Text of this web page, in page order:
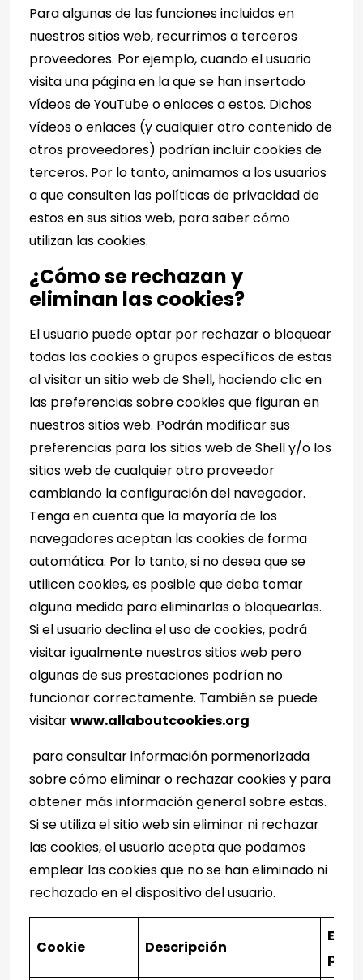
Para algunas de las funciones incluidas en
nuestros sitios web, recurrimos a terceros
proveedores. Por ejemplo, cuando el usuario
visita una página en la que se han insertado
vídeos de YouTube o enlaces a estos. Dichos
vídeos o enlaces (y cualquier otro contenido de
otros proveedores) podrían incluir cookies de
terceros. Por lo tanto, animamos a los usuarios
a que consulten las políticas de privacidad de
estos en sus sitios web, para saber cómo
utilizan las cookies.
¿Cómo se rechazan y
eliminan las cookies?
El usuario puede optar por rechazar o bloquear
todas las cookies o grupos específicos de estas
al visitar un sitio web de Shell, haciendo clic en
las preferencias sobre cookies que figuran en
nuestros sitios web. Podrán modificar sus
preferencias para los sitios web de Shell y/o los
sitios web de cualquier otro proveedor
cambiando la configuración del navegador.
Tenga en cuenta que la mayoría de los
navegadores aceptan las cookies de forma
automática. Por lo tanto, si no desea que se
utilicen cookies, es posible que deba tomar
alguna medida para eliminarlas o bloquearlas.
Si el usuario declina el uso de cookies, podrá
visitar igualmente nuestros sitios web pero
algunas de sus prestaciones podrían no
funcionar correctamente. También se puede
visitarwww.allaboutcookies.org
para consultar información pormenorizada
sobre cómo eliminar o rechazar cookies y para
obtener más información general sobre estas.
Si se utiliza el sitio web sin eliminar ni rechazar
las cookies, el usuario acepta que podamos
emplear las cookies que no se han eliminado ni
rechazado en el dispositivo del usuario.
Cookie Descripción